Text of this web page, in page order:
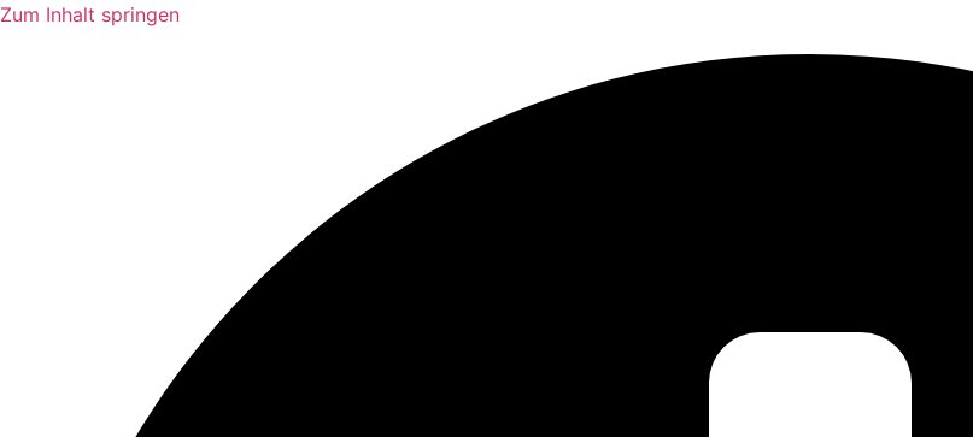
Zum Inhalt springen